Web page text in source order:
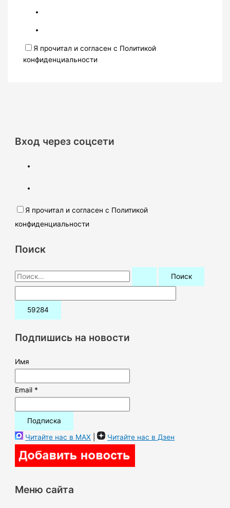
Я прочитал и согласен с Политикой
конфиденциальности
Вход через соцсети
Я прочитал и согласен с Политикой
конфиденциальности
Поиск
П
о
и
:Подпишись на новости
Имя
Email *
Читайте нас в MAX | Читайте нас в Дзен
Меню сайта